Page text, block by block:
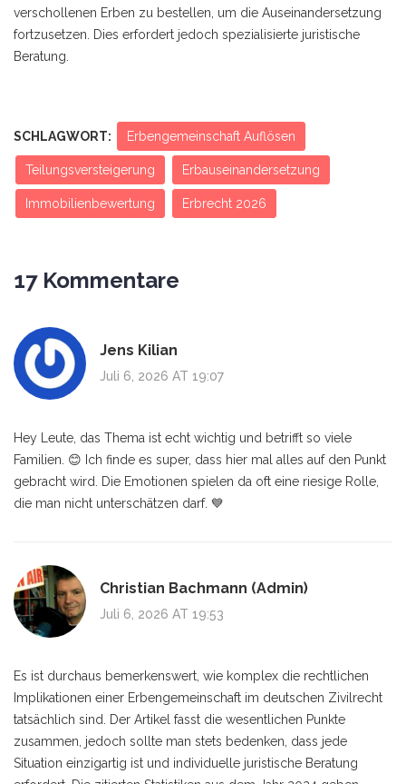
verschollenen Erben zu bestellen, um die Auseinandersetzung
fortzusetzen. Dies erfordert jedoch spezialisierte juristische
Beratung.
SCHLAGWORT: Erbengemeinschaft Auflösen
Teilungsversteigerung Erbauseinandersetzung
Immobilienbewertung Erbrecht 2026
17 Kommentare
Jens Kilian
Juli 6, 2026 AT 19:07
Hey Leute, das Thema ist echt wichtig und betrifft so viele
Familien. 😊 Ich finde es super, dass hier mal alles auf den Punkt
gebracht wird. Die Emotionen spielen da oft eine riesige Rolle,
die man nicht unterschätzen darf. 💙
Christian Bachmann (Admin)
Juli 6, 2026 AT 19:53
Es ist durchaus bemerkenswert, wie komplex die rechtlichen
Implikationen einer Erbengemeinschaft im deutschen Zivilrecht
tatsächlich sind. Der Artikel fasst die wesentlichen Punkte
zusammen, jedoch sollte man stets bedenken, dass jede
Situation einzigartig ist und individuelle juristische Beratung